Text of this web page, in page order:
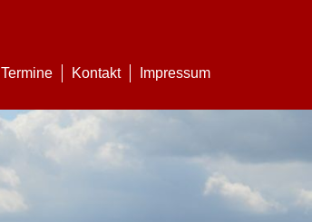
Termine Kontakt Impressum